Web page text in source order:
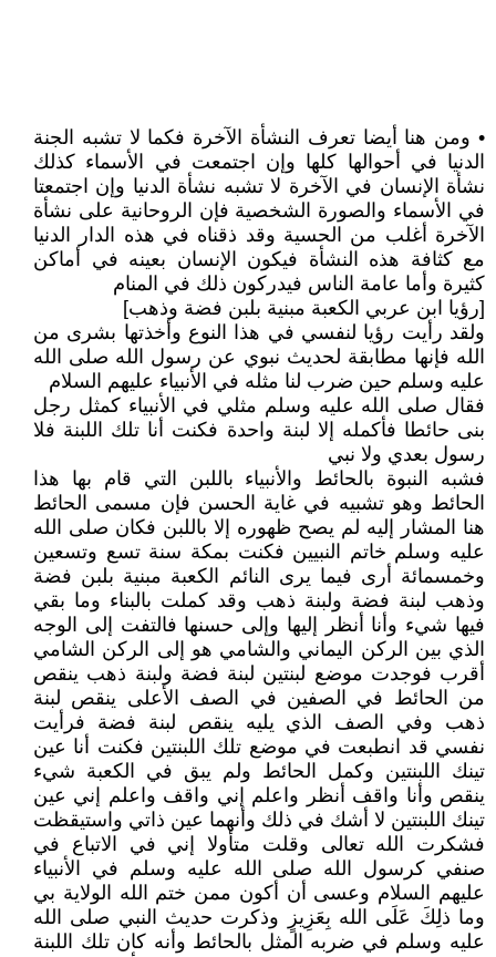
• ومن هنا أيضا تعرف النشأة الآخرة فكما لا تشبه الجنة
الدنيا في أحوالها كلها وإن اجتمعت في الأسماء كذلك
نشأة الإنسان في الآخرة لا تشبه نشأة الدنيا وإن اجتمعتا
في الأسماء والصورة الشخصية فإن الروحانية على نشأة
الآخرة أغلب من الحسية وقد ذقناه في هذه الدار الدنيا
مع كثافة هذه النشأة فيكون الإنسان بعينه في أماكن
كثيرة وأما عامة الناس فيدركون ذلك في المنام
[رؤيا ابن عربي الكعبة مبنية بلبن فضة وذهب]
ولقد رأيت رؤيا لنفسي في هذا النوع وأخذتها بشرى من
الله فإنها مطابقة لحديث نبوي عن رسول الله صلى الله
عليه وسلم حين ضرب لنا مثله في الأنبياء عليهم السلام
فقال صلى الله عليه وسلم مثلي في الأنبياء كمثل رجل
بنى حائطا فأكمله إلا لبنة واحدة فكنت أنا تلك اللبنة فلا
رسول بعدي ولا نبي
فشبه النبوة بالحائط والأنبياء باللبن التي قام بها هذا
الحائط وهو تشبيه في غاية الحسن فإن مسمى الحائط
هنا المشار إليه لم يصح ظهوره إلا باللبن فكان صلى الله
عليه وسلم خاتم النبيين فكنت بمكة سنة تسع وتسعين
وخمسمائة أرى فيما يرى النائم الكعبة مبنية بلبن فضة
وذهب لبنة فضة ولبنة ذهب وقد كملت بالبناء وما بقي
فيها شيء وأنا أنظر إليها وإلى حسنها فالتفت إلى الوجه
الذي بين الركن اليماني والشامي هو إلى الركن الشامي
أقرب فوجدت موضع لبنتين لبنة فضة ولبنة ذهب ينقص
من الحائط في الصفين في الصف الأعلى ينقص لبنة
ذهب وفي الصف الذي يليه ينقص لبنة فضة فرأيت
نفسي قد انطبعت في موضع تلك اللبنتين فكنت أنا عين
تينك اللبنتين وكمل الحائط ولم يبق في الكعبة شيء
ينقص وأنا واقف أنظر واعلم إني واقف واعلم إني عين
تينك اللبنتين لا أشك في ذلك وأنهما عين ذاتي واستيقظت
فشكرت الله تعالى وقلت متأولا إني في الاتباع في
صنفي كرسول الله صلى الله عليه وسلم في الأنبياء
عليهم السلام وعسى أن أكون ممن ختم الله الولاية بي
وما ذلِكَ عَلَى الله بِعَزِيزٍ وذكرت حديث النبي صلى الله
عليه وسلم في ضربه المثل بالحائط وأنه كان تلك اللبنة